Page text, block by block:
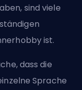
sind viele
ist.
dass die
Sprache